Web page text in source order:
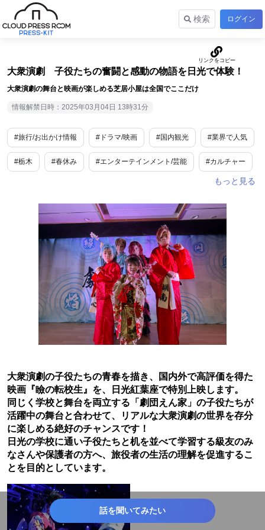
検索 ログイン
大衆演劇 子役たちの奮闘と感動の物語を日光で体験！
大衆演劇の舞台と映画が楽しめる芝居小屋は全国でここだけ
情報解禁日時：2025年03月04日 13時31分
#旅行/お出かけ情報 #ドラマ/映画 #国内観光 #業界で人気
#栃木 #春休み #エンターテインメント/芸能 #カルチャー
大衆演劇の子役たちの青春を描き、国内外で高評価を得た
映画『瞼の転校生』を、日光紅葉座で特別上映します。
同じく学校と舞台を両立する「劇団えん家」の子役たちが
活躍中の舞台と合わせて、リアルな大衆演劇の世界を存分
に楽しめる絶好のチャンスです！
日光の学校に通い子役たちと机を並べて学習する級友のみ
なさんや保護者の方へ、旅役者の生活の理解を促進するこ
とを目的としています。
話を聞いてみたい